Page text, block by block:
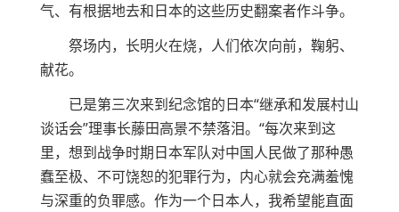
气、有根据地去和日本的这些历史翻案者作斗争。
祭场内，长明火在烧，人们依次向前，鞠躬、
献花。
已是第三次来到纪念馆的日本“继承和发展村山
谈话会”理事长藤田高景不禁落泪。“每次来到这
里，想到战争时期日本军队对中国人民做了那种愚
蠢至极、不可饶恕的犯罪行为，内心就会充满羞愧
与深重的负罪感。作为一个日本人，我希望能直面